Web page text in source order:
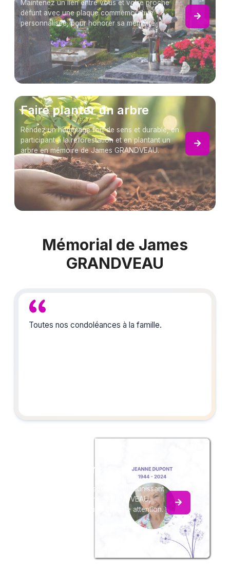
Maintenez un lien entre vous et votre proche
défunt avec une plaque commémorative
personnalisée, pour honorer sa mémoire.
Faire planter un arbre
Rendez un hommage fort de sens et durable, en
participant à la reforestation et en plantant un
arbre en mémoire de James GRANDVEAU.
Mémorial de James
GRANDVEAU
Toutes nos condoléances à la famille.
du souvenir
Créez un album collaboratif en réunissant
les hommages à James GRANDVEAU,
pour vous ou pour une délicate attention.